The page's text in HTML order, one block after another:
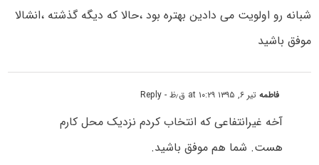
شبانه رو اولویت می دادین بهتره بود ،حالا که دیگه گذشته ،انشالا
موفق باشید
فاطمهتیر ۶, ۱۳۹۵ at ۱۰:۲۹ ق٫ظ - Reply
آخه غیرانتفاعی که انتخاب کردم نزدیک محل کارم
هست. شما هم موفق باشید.